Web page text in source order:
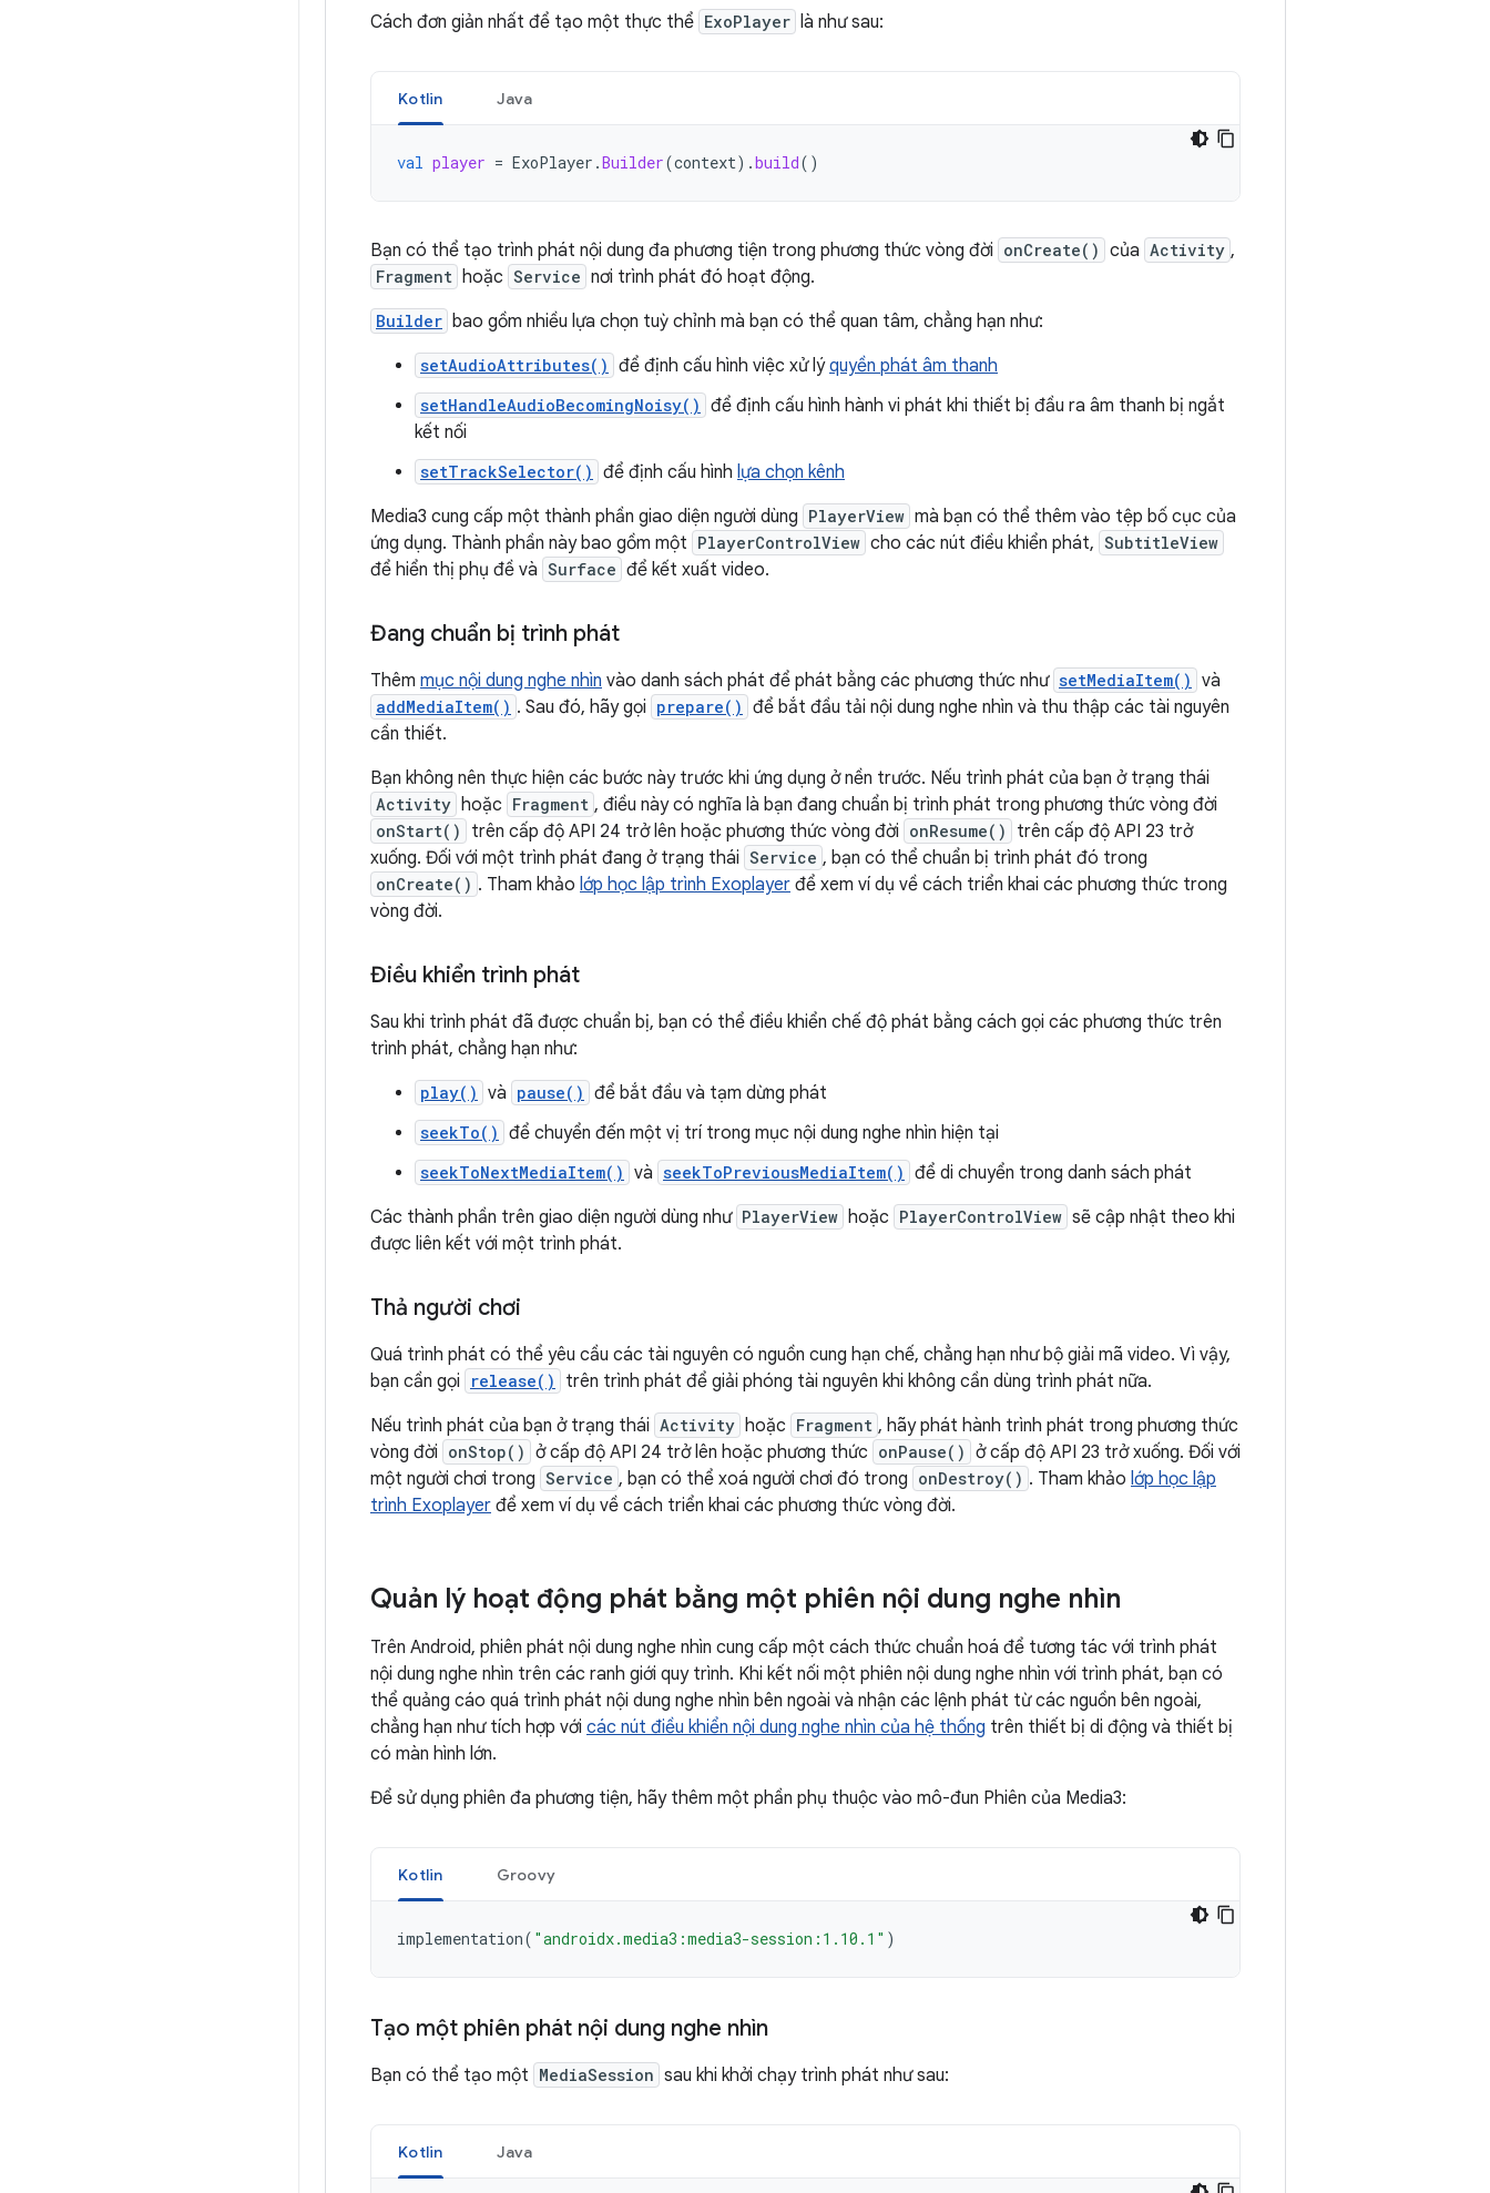
Cách đơn giản nhất để tạo một thực thể ExoPlayer là như sau:
Kotlin Java
val player = ExoPlayer .Builder(context).build()
Bạn có thể tạo trình phát nội dung đa phương tiện trong phương thức vòng đời onCreate() của Activity ,
Fragment hoặc Service nơi trình phát đó hoạt động.
Builder bao gồm nhiều lựa chọn tuỳ chỉnh mà bạn có thể quan tâm, chẳng hạn như:
setAudioAttributes() để định cấu hình việc xử lýquyền phát âm thanh
setHandleAudioBecomingNoisy() để định cấu hình hành vi phát khi thiết bị đầu ra âm thanh bị ngắt
kết nối
setTrackSelector() để định cấu hình lựa chọn kênh
Media3 cung cấp một thành phần giao diện người dùng PlayerView mà bạn có thể thêm vào tệp bố cục của
ứng dụng. Thành phần này bao gồm một PlayerControlView cho các nút điều khiển phát, SubtitleView
để hiển thị phụ đề và Surface để kết xuất video.
Đang chuẩn bị trình phát
Thêm mục nội dung nghe nhìn vào danh sách phát để phát bằng các phương thức như setMediaItem() và
addMediaItem() . Sau đó, hãy gọi prepare() để bắt đầu tải nội dung nghe nhìn và thu thập các tài nguyên
cần thiết.
Bạn không nên thực hiện các bước này trước khi ứng dụng ở nền trước. Nếu trình phát của bạn ở trạng thái
Activity hoặc Fragment , điều này có nghĩa là bạn đang chuẩn bị trình phát trong phương thức vòng đời
onStart() trên cấp độ API 24 trở lên hoặc phương thức vòng đời onResume()
trên cấp độ API 23 trở
xuống. Đối với một trình phát đang ở trạng thái Service , bạn có thể chuẩn bị trình phát đó trong
onCreate() . Tham khảo lớp học lập trình Exoplayer để xem ví dụ về cách triển khai các phương thức trong
vòng đời.
Điều khiển trình phát
Sau khi trình phát đã được chuẩn bị, bạn có thể điều khiển chế độ phát bằng cách gọi các phương thức trên
trình phát, chẳng hạn như:
play() và pause() để bắt đầu và tạm dừng phát
seekTo() để chuyển đến một vị trí trong mục nội dung nghe nhìn hiện tại
seekToNextMediaItem() và seekToPreviousMediaItem() để di chuyển trong danh sách phát
Các thành phần trên giao diện người dùng như PlayerView hoặc PlayerControlView sẽ cập nhật theo khi
được liên kết với một trình phát.
Thả người chơi
Quá trình phát có thể yêu cầu các tài nguyên có nguồn cung hạn chế, chẳng hạn như bộ giải mã video. Vì vậy,
bạn cần gọi
release()
trên trình phát để giải phóng tài nguyên khi không cần dùng trình phát nữa.
Nếu trình phát của bạn ở trạng thái Activity hoặc Fragment , hãy phát hành trình phát trong phương thức
vòng đời onStop() ở cấp độ API 24 trở lên hoặc phương thức onPause() ở cấp độ API 23 trở xuống. Đối với
một người chơi trong Service , bạn có thể xoá người chơi đó trong onDestroy() . Tham khảo lớp học lập
trình Exoplayer để xem ví dụ về cách triển khai các phương thức vòng đời.
Quản lý hoạt động phát bằng một phiên nội dung nghe nhìn
Trên Android, phiên phát nội dung nghe nhìn cung cấp một cách thức chuẩn hoá để tương tác với trình phát
nội dung nghe nhìn trên các ranh giới quy trình. Khi kết nối một phiên nội dung nghe nhìn với trình phát, bạn có
thể quảng cáo quá trình phát nội dung nghe nhìn bên ngoài và nhận các lệnh phát từ các nguồn bên ngoài,
chẳng hạn như tích hợp với các nút điều khiển nội dung nghe nhìn của hệ thống trên thiết bị di động và thiết bị
có màn hình lớn.
Để sử dụng phiên đa phương tiện, hãy thêm một phần phụ thuộc vào mô-đun Phiên của Media3:
Kotlin Groovy
implementation( "androidx.media3:media3-session:1.10.1" )
Tạo một phiên phát nội dung nghe nhìn
Bạn có thể tạo một MediaSession sau khi khởi chạy trình phát như sau:
Kotlin Java